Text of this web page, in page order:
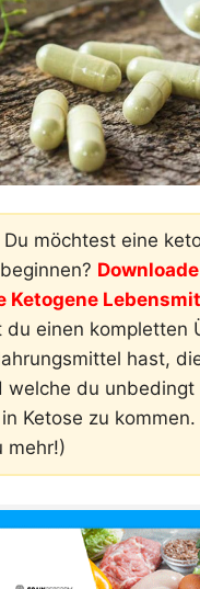
Du möchtest eine
Ketogene
du einen kompletten
hast,
welche du unbedingt
Ketose zu kommen.
mehr!)